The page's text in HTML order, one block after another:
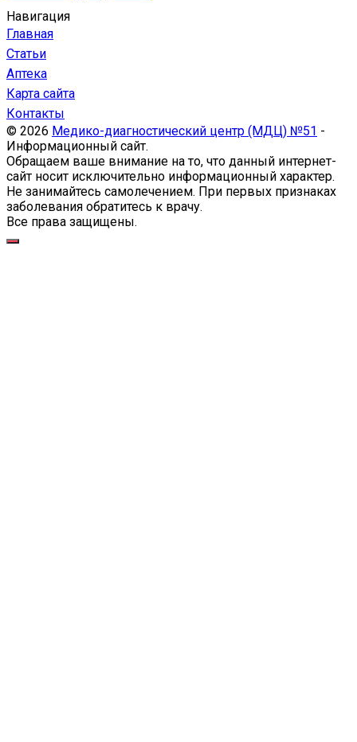
Навигация
Главная
Статьи
Аптека
Карта сайта
Контакты
© 2026 Медико-диагностический центр (МДЦ) №51 -
Информационный сайт.
Обращаем ваше внимание на то, что данный интернет-
сайт носит исключительно информационный характер.
Не занимайтесь самолечением. При первых признаках
заболевания обратитесь к врачу.
Все права защищены.